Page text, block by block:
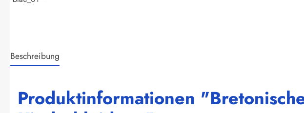
Beschreibung
Produktinformationen